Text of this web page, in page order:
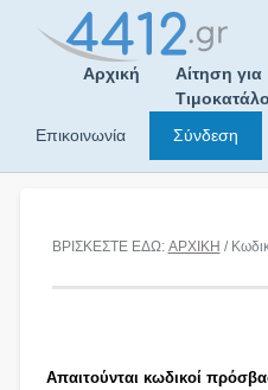
Αρχική
Αίτηση για
Επικοινωνία
Σύνδεση
ΒΡΙΣΚΕΣΤΕ ΕΔΩ: ΑΡΧΙΚΗ /
Απαιτούνται κωδικοί